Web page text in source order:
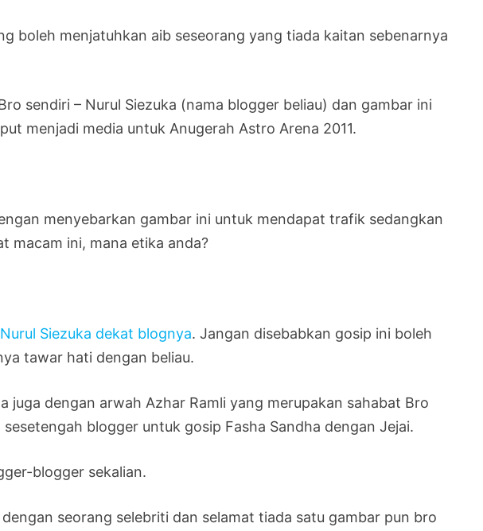
boleh menjatuhkan aib seseorang yang tiada kaitan sebenarnya
sendiri – Nurul Siezuka (nama blogger beliau) dan gambar ini
menjadi media untuk Anugerah Astro Arena 2011.
menyebarkan gambar ini untuk mendapat trafik sedangkan
macam ini, mana etika anda?
Nurul Siezuka dekat blognya. Jangan disebabkan gosip ini boleh
tawar hati dengan beliau.
juga dengan arwah Azhar Ramli yang merupakan sahabat Bro
blogger untuk gosip Fasha Sandha dengan Jejai.
blogger sekalian.
seorang selebriti dan selamat tiada satu gambar pun bro